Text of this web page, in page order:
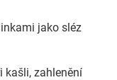
jako sléz
kašli, zahlenění